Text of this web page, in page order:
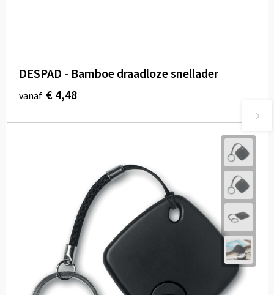
DESPAD - Bamboe draadloze snellader
vanaf € 4,48